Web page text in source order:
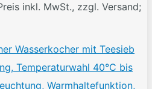
inkl. MwSt., zzgl. Versand;